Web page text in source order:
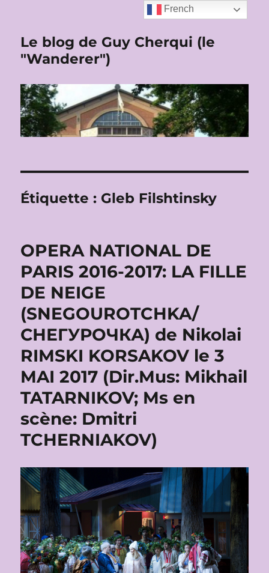
Le blog de Guy Cherqui (le
"Wanderer")
Étiquette : Gleb Filshtinsky
OPERA NATIONAL DE
PARIS 2016-2017: LA FILLE
DE NEIGE
(SNEGOUROTCHKA/
СНЕГУРОЧКА) de Nikolai
RIMSKI KORSAKOV le 3
MAI 2017 (Dir.Mus: Mikhail
TATARNIKOV; Ms en
scène: Dmitri
TCHERNIAKOV)
French